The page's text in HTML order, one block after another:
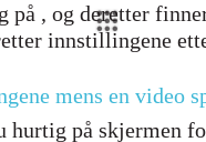
på , og deretter
innstillingene
mens en video
hurtig på skjermen